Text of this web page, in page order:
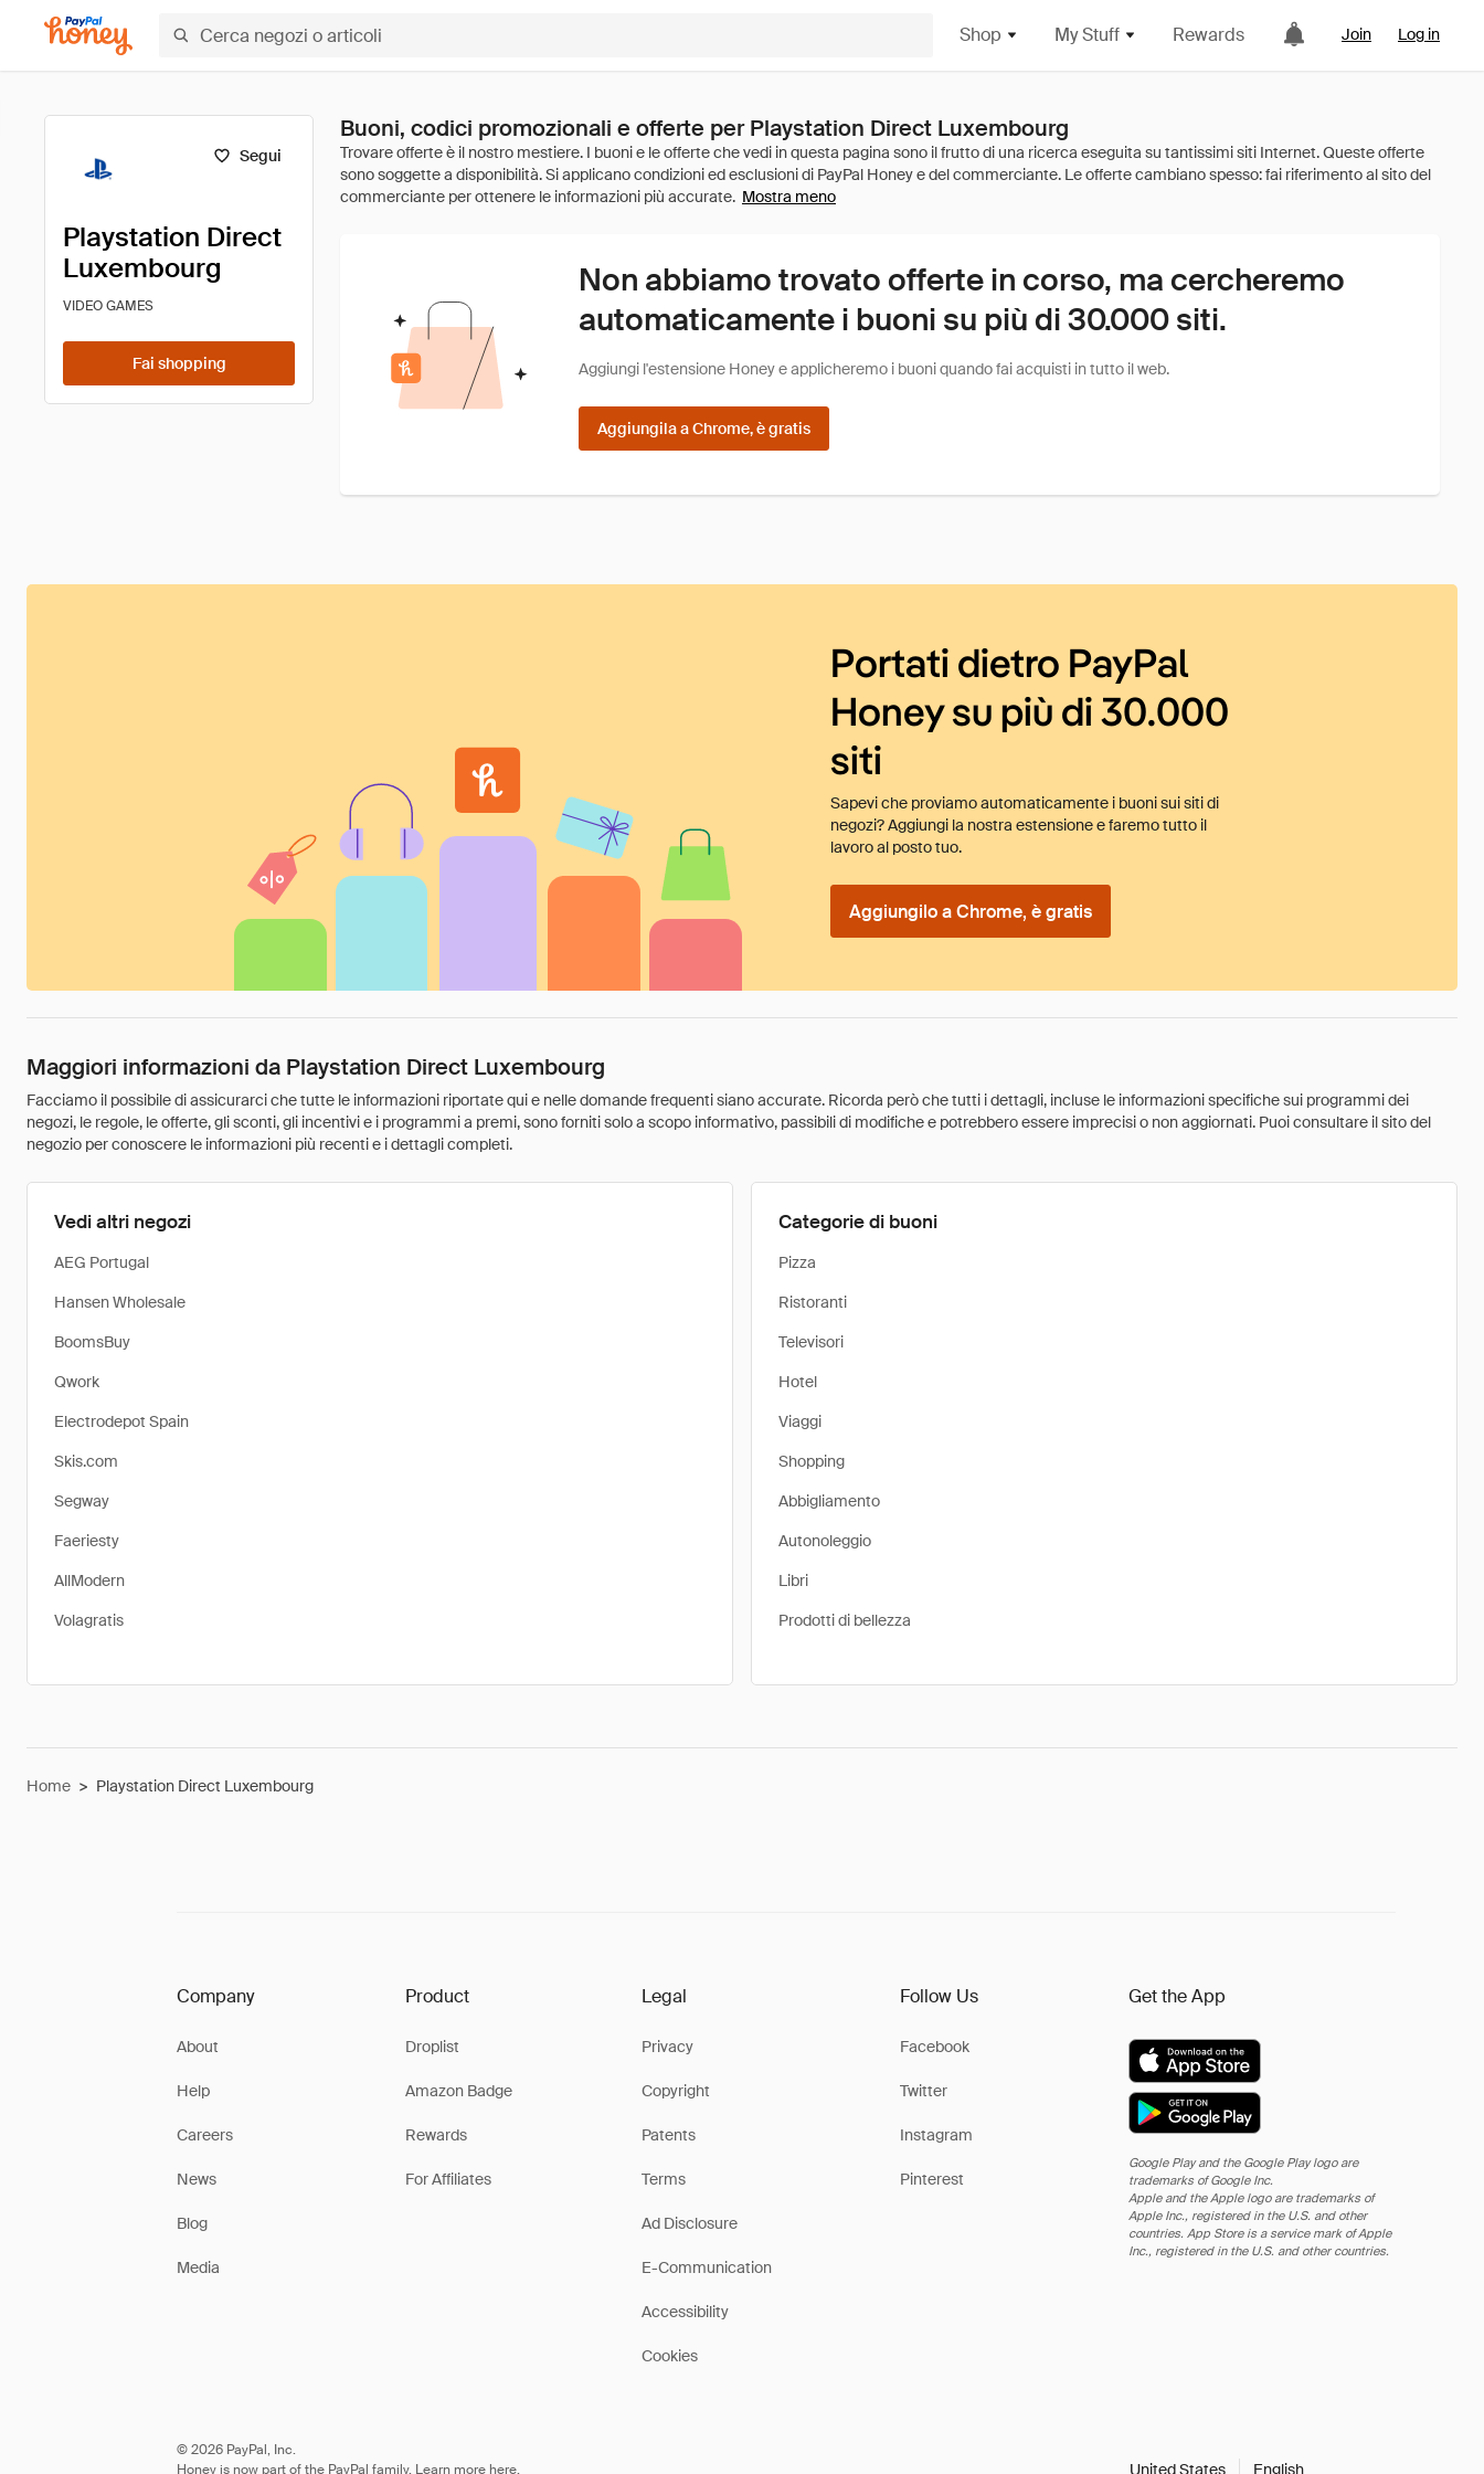
Shop My Stuff Rewards Join Log in
Segui
Playstation Direct
Luxembourg
VIDEO GAMES
Fai shopping
Buoni, codici promozionali e offerte per Playstation Direct Luxembourg
Mostra meno
Non abbiamo trovato offerte in corso, ma cercheremo
automaticamente i buoni su più di 30.000 siti.
Aggiungi l'estensione Honey e applicheremo i buoni quando fai acquisti in tutto il web.
Aggiungila a Chrome, è gratis
Portati dietro PayPal
Honey su più di 30.000
siti
Sapevi che proviamo automaticamente i buoni sui siti di
negozi? Aggiungi la nostra estensione e faremo tutto il
lavoro al posto tuo.
Aggiungilo a Chrome, è gratis
Maggiori informazioni da Playstation Direct Luxembourg
Facciamo il possibile di assicurarci che tutte le informazioni riportate qui e nelle domande frequenti siano accurate. Ricorda però che tutti i dettagli, incluse le informazioni specifiche sui programmi dei
negozi, le regole, le offerte, gli sconti, gli incentivi e i programmi a premi, sono forniti solo a scopo informativo, passibili di modifiche e potrebbero essere imprecisi o non aggiornati. Puoi consultare il sito del
negozio per conoscere le informazioni più recenti e i dettagli completi.
Vedi altri negozi
AEG Portugal
Hansen Wholesale
BoomsBuy
Qwork
Electrodepot Spain
Skis.com
Segway
Faeriesty
AllModern
Volagratis
Categorie di buoni
Pizza
Ristoranti
Televisori
Hotel
Viaggi
Shopping
Abbigliamento
Autonoleggio
Libri
Prodotti di bellezza
Home > Playstation Direct Luxembourg
Company
About
Help
Careers
News
Blog
Media
Product
Droplist
Amazon Badge
Rewards
For Affiliates
Legal
Privacy
Copyright
Patents
Terms
Ad Disclosure
E-Communication
Accessibility
Cookies
Follow Us
Facebook
Twitter
Instagram
Pinterest
Get the App
Google Play and the Google Play logo are
trademarks of Google Inc.
Apple and the Apple logo are trademarks of
Apple Inc., registered in the U.S. and other
countries. App Store is a service mark of Apple
Inc., registered in the U.S. and other countries.
© 2026 PayPal, Inc.
Honey is now part of the PayPal family. Learn more here. United States English